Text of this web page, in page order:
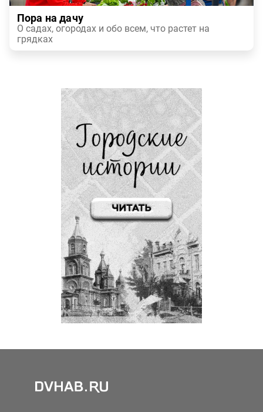
Пора на дачу
О садах, огородах и обо всем, что растет на
грядках